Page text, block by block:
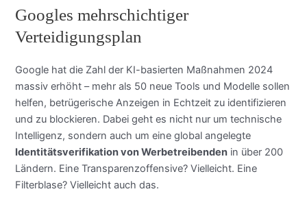
Googles mehrschichtiger
Verteidigungsplan
Google hat die Zahl der KI-basierten Maßnahmen 2024
massiv erhöht – mehr als 50 neue Tools und Modelle sollen
helfen, betrügerische Anzeigen in Echtzeit zu identifizieren
und zu blockieren. Dabei geht es nicht nur um technische
Intelligenz, sondern auch um eine global angelegte
Identitätsverifikation von Werbetreibenden in über 200
Ländern. Eine Transparenzoffensive? Vielleicht. Eine
Filterblase? Vielleicht auch das.